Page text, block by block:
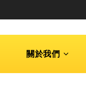
關於我們